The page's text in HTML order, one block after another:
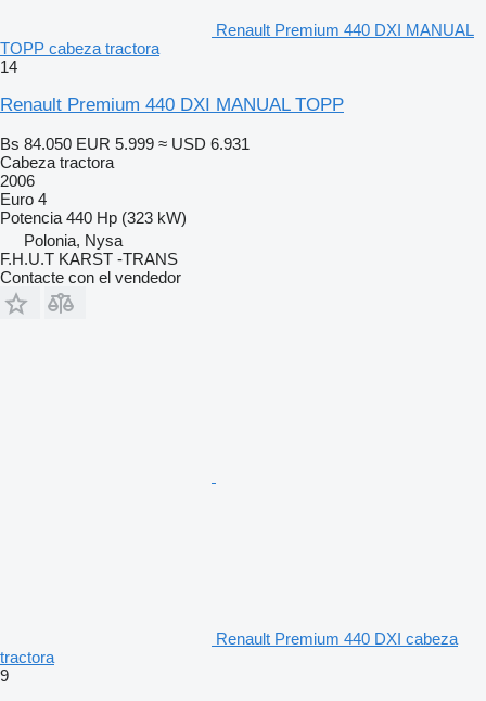
Renault Premium 440 DXI MANUAL
TOPP cabeza tractora
14
Renault Premium 440 DXI MANUAL TOPP
Bs 84.050 EUR 5.999 ≈ USD 6.931
Cabeza tractora
2006
Euro 4
Potencia 440 Hp (323 kW)
Polonia, Nysa
F.H.U.T KARST -TRANS
Contacte con el vendedor
Renault Premium 440 DXI cabeza
tractora
9